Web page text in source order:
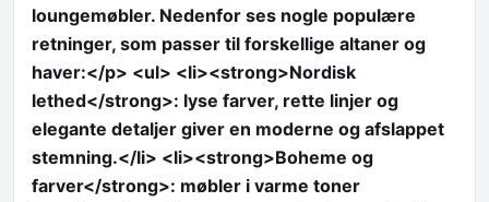
loungemøbler. Nedenfor ses nogle populære
retninger, som passer til forskellige altaner og
haver:</p> <ul> <li><strong>Nordisk
lethed</strong>: lyse farver, rette linjer og
elegante detaljer giver en moderne og afslappet
stemning.</li> <li><strong>Boheme og
farver</strong>: møbler i varme toner